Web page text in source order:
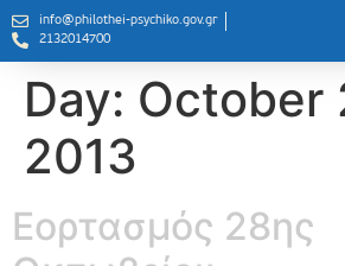
info@philothei-psychiko.gov.gr
2132014700
Day: October
2013
Εορτασμός 28ης